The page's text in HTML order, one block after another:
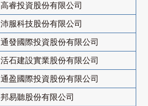
高睿投資股份有限公司
沛服科技股份有限公司
通發國際投資股份有限公司
活石建設實業股份有限公司
通盈國際投資股份有限公司
邦易聽股份有限公司